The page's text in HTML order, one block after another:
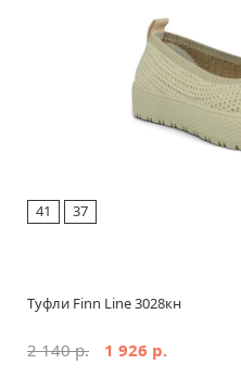
41 37
Туфли Finn Line 3028кн
2 140 р. 1 926 р.